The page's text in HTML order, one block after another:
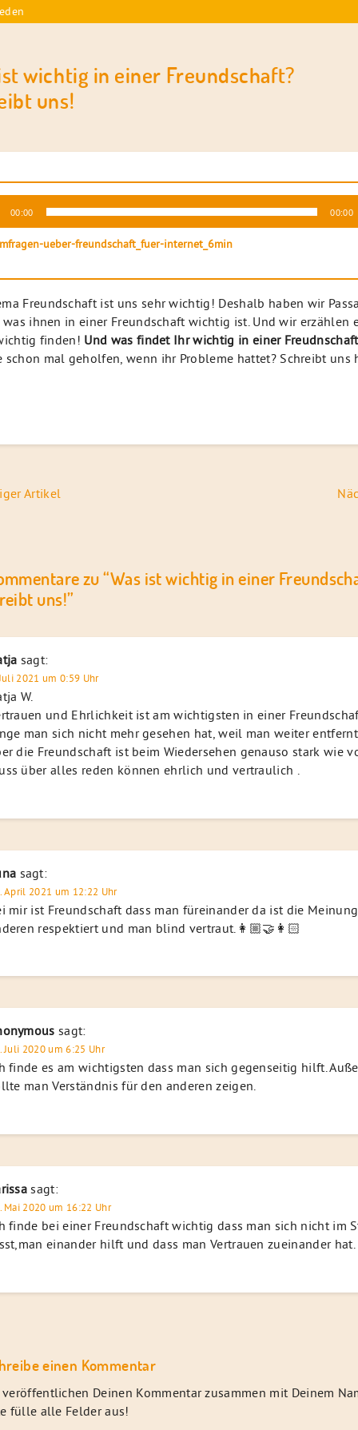
wichtig in einer Freundschaft?
uns!
00:00 00:00
ueber-freundschaft_fuer-internet_6min
Freundschaft ist uns sehr wichtig! Deshalb haben wir
was ihnen in einer Freundschaft wichtig ist. Und wir erzählen
finden! Und was findet Ihr wichtig in einer
schon mal geholfen, wenn ihr Probleme hattet? Schreibt uns
Artikel
zu “Was ist wichtig in einer
uns!”
sagt:
2021 um 0:59 Uhr
W.
und Ehrlichkeit ist am wichtigsten in einer
man sich nicht mehr gesehen hat, weil man weiter entfernt
die Freundschaft ist beim Wiedersehen genauso stark wie
über alles reden können ehrlich und vertraulich .
sagt:
April 2021 um 12:22 Uhr
mir ist Freundschaft dass man füreinander da ist die
respektiert und man blind vertraut.👩🏼‍🤝‍👩🏻
sagt:
Juli 2020 um 6:25 Uhr
finde es am wichtigsten dass man sich gegenseitig hilft.
man Verständnis für den anderen zeigen.
sagt:
Mai 2020 um 16:22 Uhr
finde bei einer Freundschaft wichtig dass man sich nicht im
einander hilft und dass man Vertrauen zueinander hat.
einen Kommentar
veröffentlichen Deinen Kommentar zusammen mit Deinem
fülle alle Felder aus!